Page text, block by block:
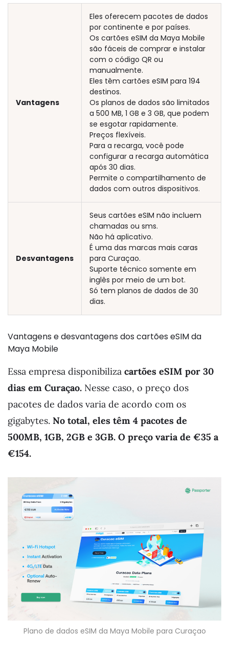
Vantagens
Eles oferecem pacotes de dados
por continente e por países.
Os cartões eSIM da Maya Mobile
são fáceis de comprar e instalar
com o código QR ou
manualmente.
Eles têm cartões eSIM para 194
destinos.
Os planos de dados são limitados
a 500 MB, 1 GB e 3 GB, que podem
se esgotar rapidamente.
Preços flexíveis.
Para a recarga, você pode
configurar a recarga automática
após 30 dias.
Permite o compartilhamento de
dados com outros dispositivos.
Desvantagens
Seus cartões eSIM não incluem
chamadas ou sms.
Não há aplicativo.
É uma das marcas mais caras
para Curaçao.
Suporte técnico somente em
inglês por meio de um bot.
Só tem planos de dados de 30
dias.
Vantagens e desvantagens dos cartões eSIM da
Maya Mobile
Essa empresa disponibiliza cartões eSIM por 30
dias em Curaçao. Nesse caso, o preço dos
pacotes de dados varia de acordo com os
gigabytes. No total, eles têm 4 pacotes de
500MB, 1GB, 2GB e 3GB. O preço varia de €35 a
€154.
Plano de dados eSIM da Maya Mobile para Curaçao